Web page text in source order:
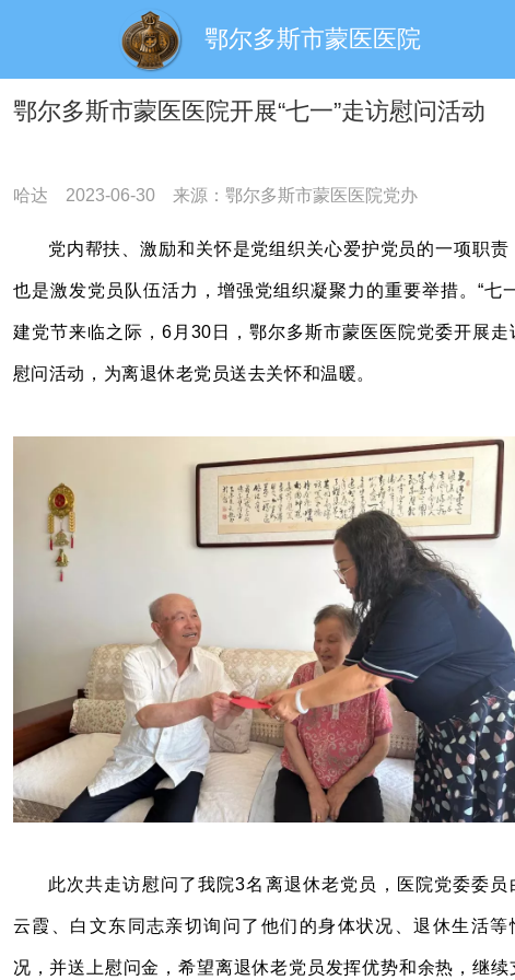
鄂尔多斯市蒙医医院
鄂尔多斯市蒙医医院开展“七一”走访慰问活动
哈达 2023-06-30 来源：鄂尔多斯市蒙医医院党办
党内帮扶、激励和关怀是党组织关心爱护党员的一项职责
也是激发党员队伍活力，增强党组织凝聚力的重要举措。 “七
建党节来临之际， 6 月 30 日，鄂尔多斯市蒙医医院党委开展走
慰问活动，为离退休老党员送去关怀和温暖。
此次共走访慰问了我院3名离退休老党员，医院党委委员
云霞、白文东同志亲切询问了他们的身体状况、退休生活等
况，并送上慰问金，希望离退休老党员发挥优势和余热，继续